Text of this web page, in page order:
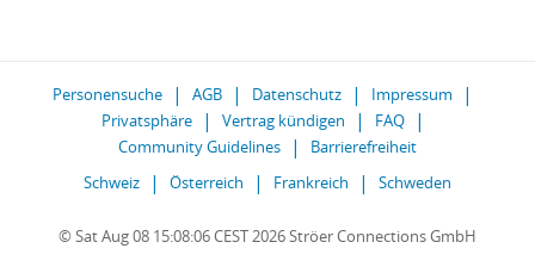
Personensuche AGB Datenschutz
Impressum
Privatsphäre
Vertrag kündigen
FAQ
Community Guidelines
Barrierefreiheit
Schweiz
Österreich Frankreich Schweden
© Sat Aug 08 15:08:06 CEST 2026 Ströer Connections GmbH